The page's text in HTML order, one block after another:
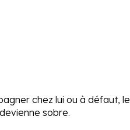
chez lui ou à défaut, le
sobre.